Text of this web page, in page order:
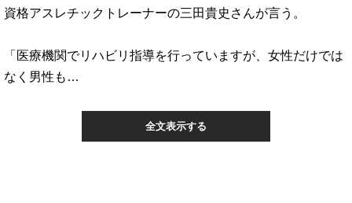
資格アスレチックトレーナーの三田貴史さんが言う。
「医療機関でリハビリ指導を行っていますが、女性だけでは
なく男性も…
全文表示する